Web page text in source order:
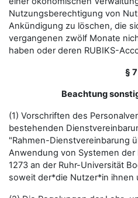
Nutzungsberechtigung von
Ankündigung zu löschen, die
vergangenen zwölf Monate
haben oder deren RUBIKS-
§ 7
Beachtung
(1) Vorschriften des
bestehenden
"Rahmen-Dienstvereinbarung
Anwendung von Systemen der
1273 an der Ruhr-Universität
soweit der*die Nutzer*in ihnen